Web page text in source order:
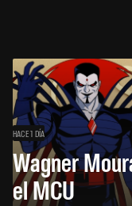
HACE 1 DÍA
Wagner
el MCU